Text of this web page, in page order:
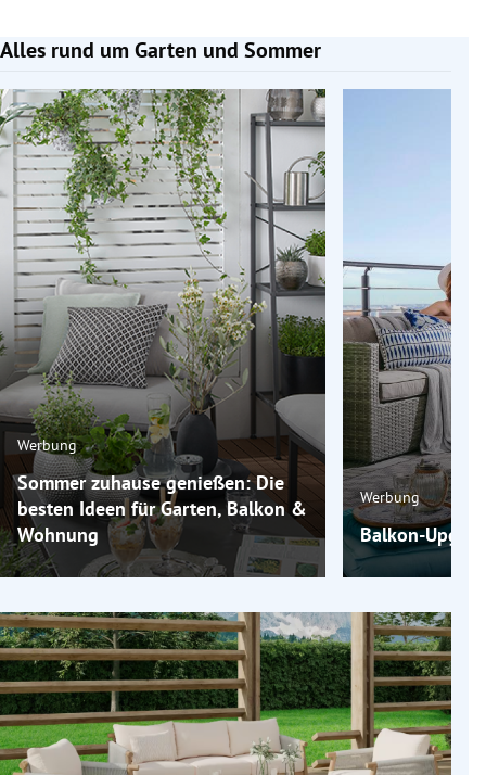
Alles rund um Garten und Sommer
Slide 1 von 6
Werbung
Sommer zuhause genießen: Die
besten Ideen für Garten, Balkon &
Wohnung
Werbung
Balkon-